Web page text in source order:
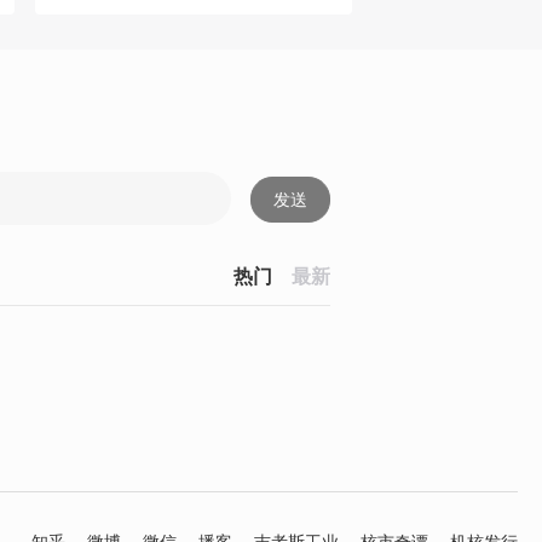
发送
热门 最新